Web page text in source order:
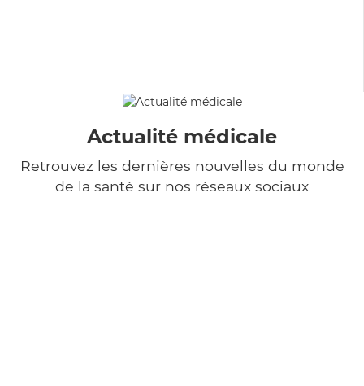
Actualité médicale
Retrouvez les dernières nouvelles du monde
de la santé sur nos réseaux sociaux